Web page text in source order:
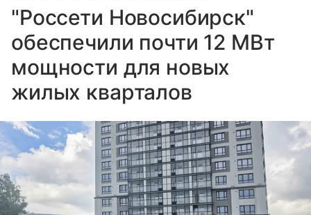
"Россети Новосибирск"
обеспечили почти 12 МВт
мощности для новых
жилых кварталов